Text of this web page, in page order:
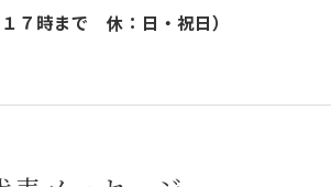
１７時まで 休：日・祝日）